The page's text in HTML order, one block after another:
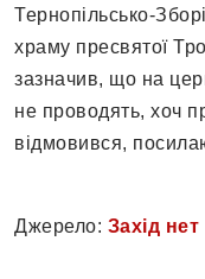
Тернопільсько-
храму пресвятої
зазначив, що на
не проводять, хоч
відмовився,
Джерело: Захід нет